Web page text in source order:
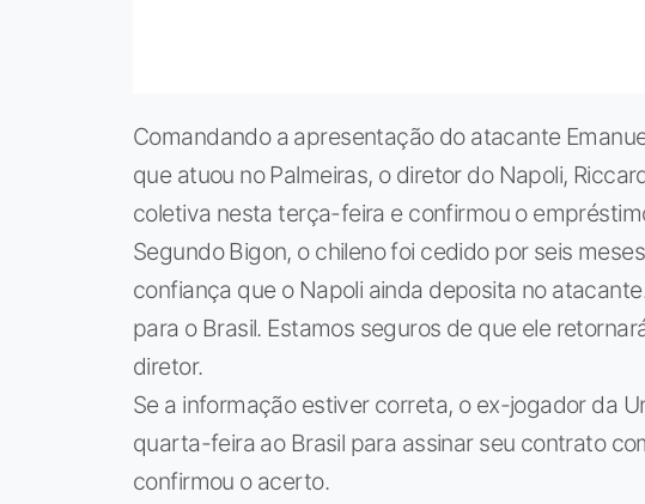
Comandando a apresentação do atacante
que atuou no Palmeiras, o diretor do Napoli,
coletiva nesta terça-feira e confirmou o
Segundo Bigon, o chileno foi cedido por seis
confiança que o Napoli ainda deposita no
para o Brasil. Estamos seguros de que ele
diretor.
Se a informação estiver correta, o ex-jogador da
quarta-feira ao Brasil para assinar seu contrato
confirmou o acerto.